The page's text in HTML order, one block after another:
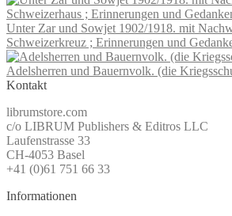
Unter Zar und Sowjet 1902/1918. mit
Schweizerkreuz ; Erinnerungen und
Adelsherren und Bauernvolk. (die
Kontakt
librumstore.com
c/o LIBRUM Publishers & Editros LLC
Laufenstrasse 33
CH-4053 Basel
+41 (0)61 751 66 33
Informationen